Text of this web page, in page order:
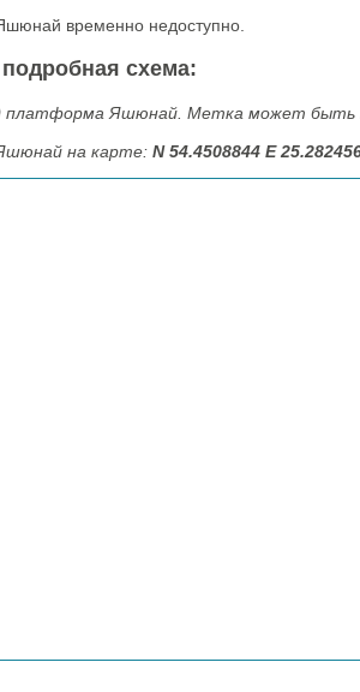
временно недоступно.
схема:
Яшюнай. Метка может быть
на карте: N 54.4508844 E